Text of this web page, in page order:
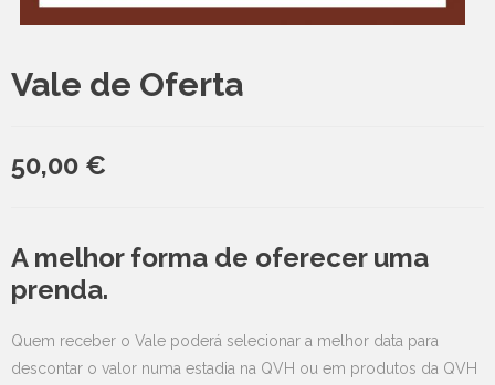
Vale de Oferta
50,00 €
A melhor forma de oferecer uma
prenda.
Quem receber o Vale poderá selecionar a melhor data para
descontar o valor numa estadia na QVH ou em produtos da QVH